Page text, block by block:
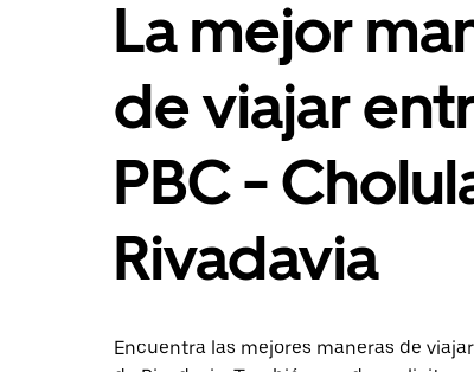
La mejor
de viajar
PBC -
Rivadavia
Encuentra las mejores maneras de